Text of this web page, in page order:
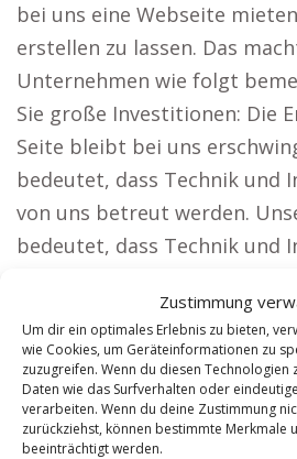
Zustimmung
Um dir ein optimales Erlebnis zu bieten,
wie Cookies, um Geräteinformationen zu
zuzugreifen. Wenn du diesen Technologien
Daten wie das Surfverhalten oder
verarbeiten. Wenn du deine Zustimmung
zurückziehst, können bestimmte Merkmale
beeinträchtigt werden.
bei uns eine Webseite
erstellen zu lassen. Das
Unternehmen wie folgt
Sie große Investitionen: Die
Seite bleibt bei uns
bedeutet, dass Technik und
von uns betreut werden.
bedeutet, dass Technik und
Ihre Webseite durch
immer aktuell ist. Ein fixer
sorgt für Sicherheit und
Ausgaben. Welche neuen
mit unserer Lösung